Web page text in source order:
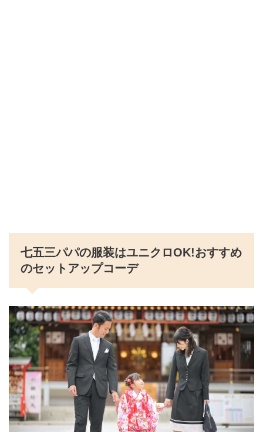
七五三パパの服装はユニクロOK!おすすめ
のセットアップコーデ